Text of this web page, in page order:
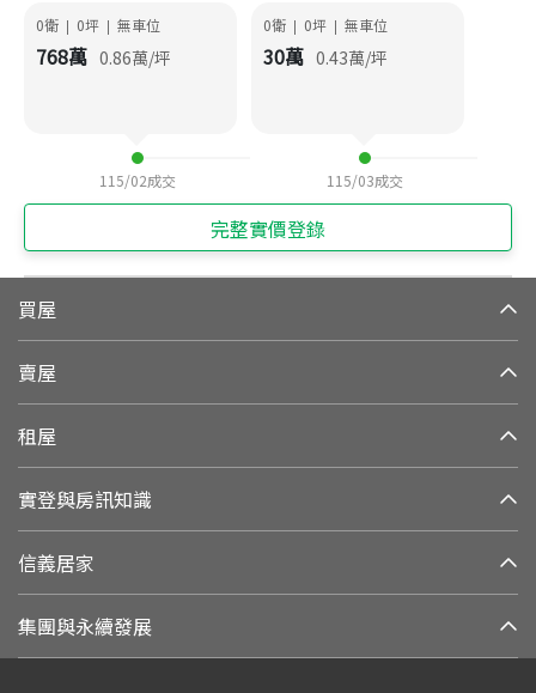
0衛 | 0坪 | 無車位
768萬 0.86萬/坪
115/02成交
0衛 | 0坪 | 無車位
30萬 0.43萬/坪
115/03成交
完整實價登錄
買屋
賣屋
租屋
實登與房訊知識
信義居家
集團與永續發展